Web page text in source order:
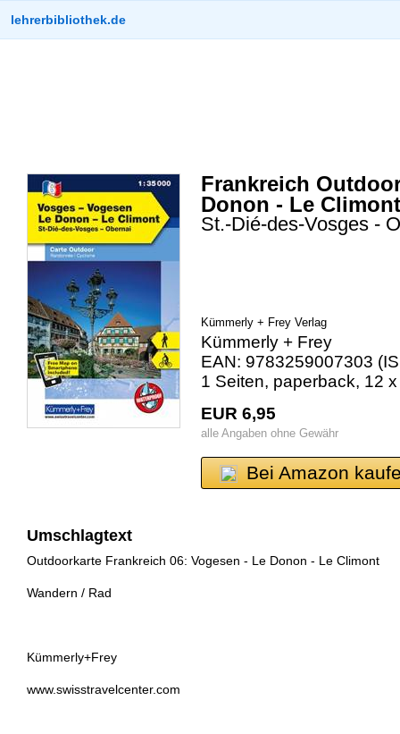
lehrerbibliothek.de
Frankreich
Donon - Le Climont
St.-Dié-des-Vosges -
Kümmerly + Frey Verlag
Kümmerly + Frey
EAN: 9783259007303
1 Seiten, paperback, 12
EUR 6,95
alle Angaben ohne Gewähr
Bei Amazon
Umschlagtext
Outdoorkarte Frankreich 06: Vogesen - Le Donon - Le Climont
Wandern / Rad
Kümmerly+Frey
www.swisstravelcenter.com